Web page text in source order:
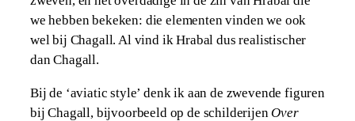
we hebben bekeken: die elementen vinden we ook
wel bij Chagall. Al vind ik Hrabal dus realistischer
dan Chagall.
Bij de ‘aviatic style’ denk ik aan de zwevende figuren
bij Chagall, bijvoorbeeld op de schilderijenOver